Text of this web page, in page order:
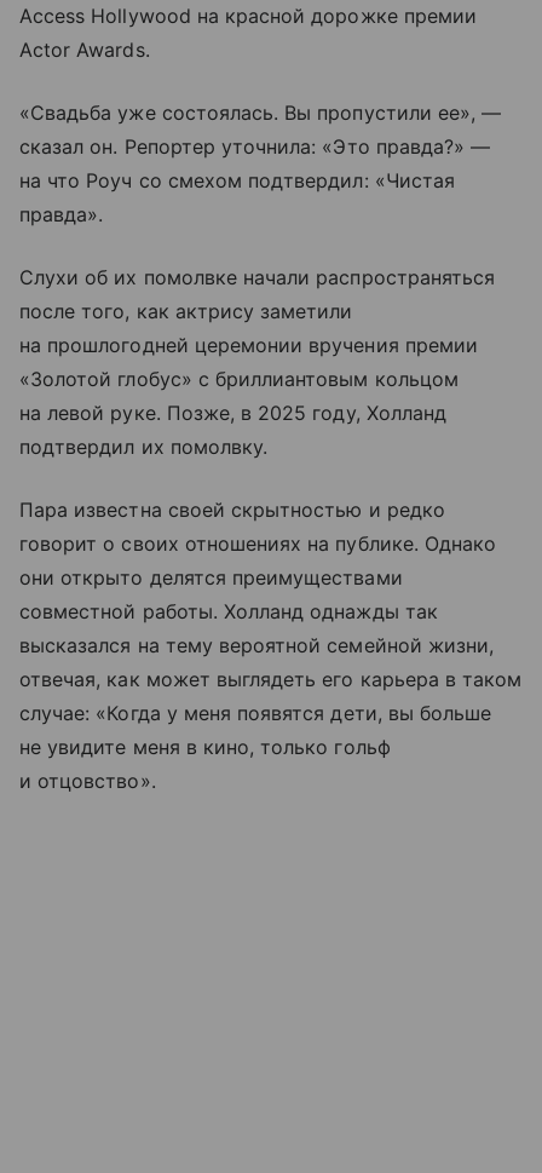
Access Hollywood на красной дорожке премии
Actor Awards.
«Свадьба уже состоялась. Вы пропустили ее», —
сказал он. Репортер уточнила: «Это правда?» —
на что Роуч со смехом подтвердил: «Чистая
правда».
Слухи об их помолвке начали распространяться
после того, как актрису заметили
на прошлогодней церемонии вручения премии
«Золотой глобус» с бриллиантовым кольцом
на левой руке. Позже, в 2025 году, Холланд
подтвердил их помолвку.
Пара известна своей скрытностью и редко
говорит о своих отношениях на публике. Однако
они открыто делятся преимуществами
совместной работы. Холланд однажды так
высказался на тему вероятной семейной жизни,
отвечая, как может выглядеть его карьера в таком
случае: «Когда у меня появятся дети, вы больше
не увидите меня в кино, только гольф
и отцовство».